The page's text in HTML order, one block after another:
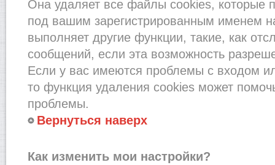
Она удаляет все файлы cookies, которые
под вашим зарегистрированным именем
выполняет другие функции, такие, как
сообщений, если эта возможность
Если у вас имеются проблемы с входом
то функция удаления cookies может
проблемы.
Вернуться наверх
Как изменить мои настройки?